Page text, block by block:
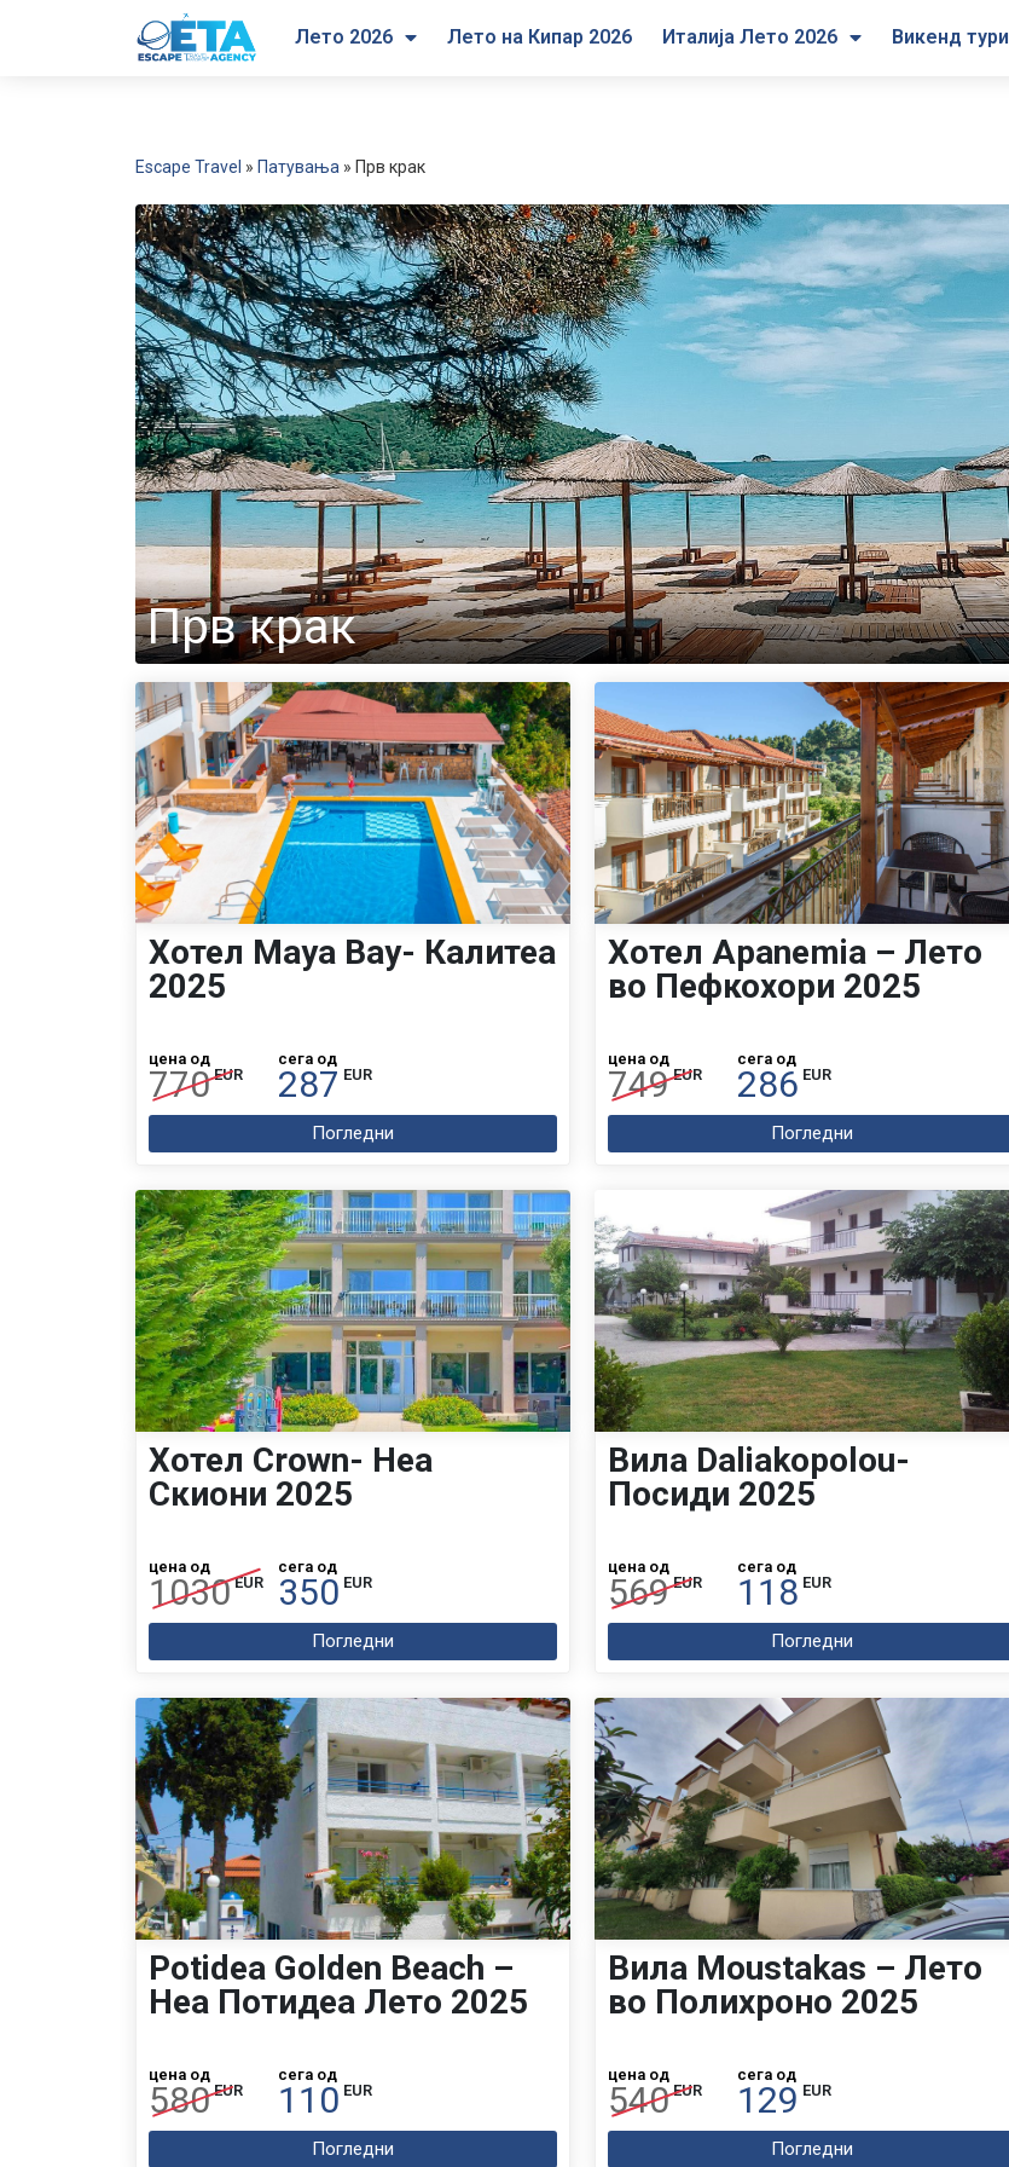
Лето 2026 Лето на Кипар 2026 Италија Лето 2026 Викенд тури
Escape Travel » Патувања » Прв крак
Прв крак
Хотел Maya Bay- Калитеа
2025
цена од
770 EUR
сега од
287 EUR
Погледни
Хотел Apanemia – Лето
во Пефкохори 2025
цена од
749 EUR
сега од
286 EUR
Погледни
Хотел Crown- Неа
Скиони 2025
цена од
1030 EUR
сега од
350 EUR
Погледни
Вила Daliakopolou-
Посиди 2025
цена од
569 EUR
сега од
118 EUR
Погледни
Potidea Golden Beach –
Неа Потидеа Лето 2025
цена од
580 EUR
сега од
110 EUR
Погледни
Вила Moustakas – Лето
во Полихроно 2025
цена од
540 EUR
сега од
129 EUR
Погледни